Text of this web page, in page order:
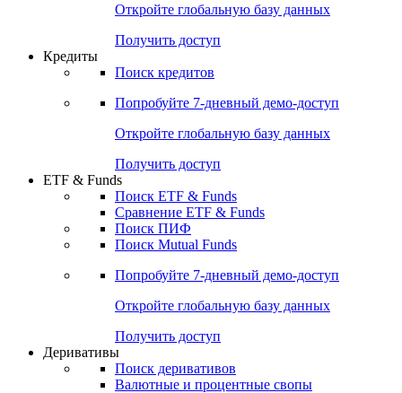
Откройте глобальную базу данных
Получить доступ
Кредиты
Поиск кредитов
Попробуйте 7-дневный демо-доступ
Откройте глобальную базу данных
Получить доступ
ETF & Funds
Поиск ETF & Funds
Сравнение ETF & Funds
Поиск ПИФ
Поиск Mutual Funds
Попробуйте 7-дневный демо-доступ
Откройте глобальную базу данных
Получить доступ
Деривативы
Поиск деривативов
Валютные и процентные свопы